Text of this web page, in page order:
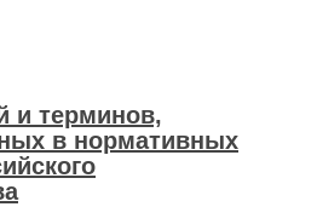
и терминов,
в нормативных